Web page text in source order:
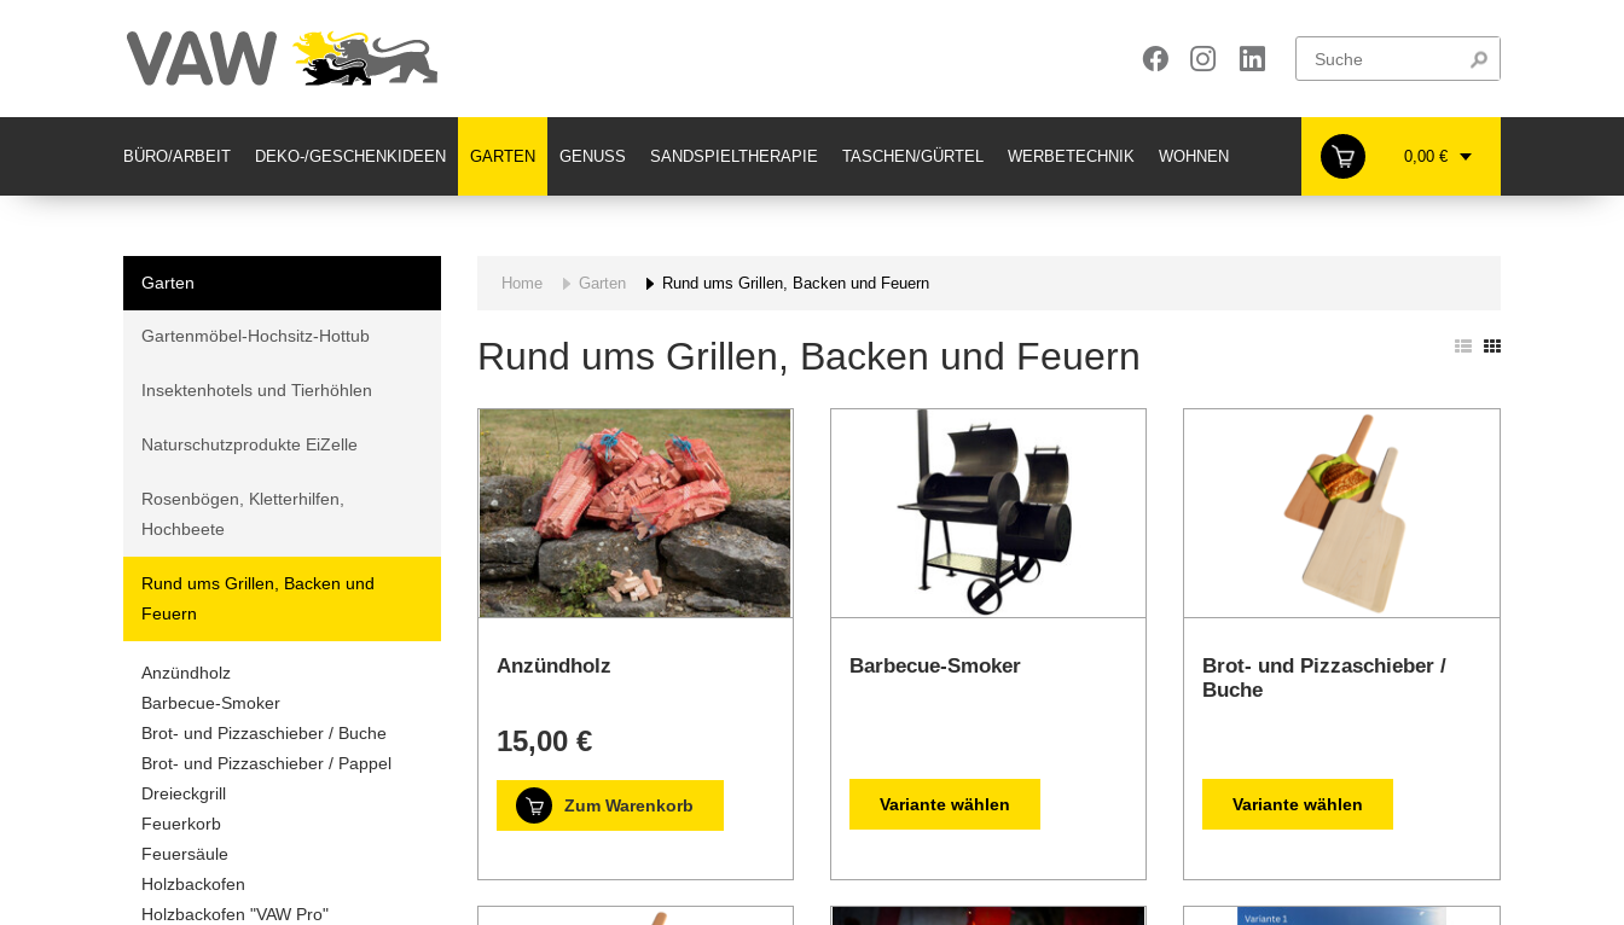
BÜRO/ARBEIT DEKO-/GESCHENKIDEEN GARTEN GENUSS SANDSPIELTHERAPIE TASCHEN/GÜRTEL WERBETECHNIK WOHNEN 0,00 €
Garten
Gartenmöbel-Hochsitz-Hottub
Insektenhotels und Tierhöhlen
Naturschutzprodukte EiZelle
Rosenbögen, Kletterhilfen,
Hochbeete
Rund ums Grillen, Backen und
Feuern
Anzündholz
Barbecue-Smoker
Brot- und Pizzaschieber / Buche
Brot- und Pizzaschieber / Pappel
Dreieckgrill
Feuerkorb
Feuersäule
Holzbackofen
Holzbackofen "VAW Pro"
Home Garten Rund ums Grillen, Backen und Feuern
Rund ums Grillen, Backen und Feuern
Anzündholz
15,00 €
Zum Warenkorb
Barbecue-Smoker
Variante wählen
Brot- und Pizzaschieber /
Buche
Variante wählen